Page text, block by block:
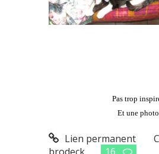
Pas trop
Et une
Lien permanent